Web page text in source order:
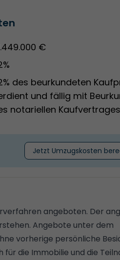
€
des beurkundeten
und fällig mit
notariellen
Jetzt Umzugskosten
angeboten. Der
Angebote unter dem
vorherige persönliche
die Immobilie und die